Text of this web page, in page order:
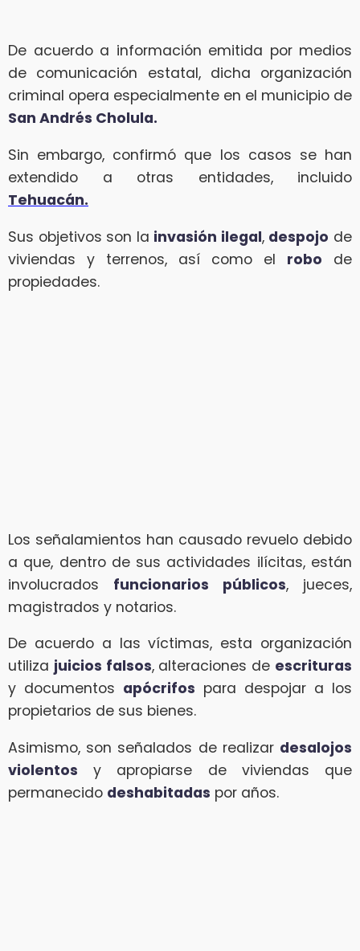
De acuerdo a información emitida por medios
de comunicación estatal, dicha organización
criminal opera especialmente en el municipio de
San Andrés Cholula.
Sin embargo, confirmó que los casos se han
extendido a otras entidades, incluido
Tehuacán.
Sus objetivos son la invasión ilegal, despojo de
viviendas y terrenos, así como el robo de
propiedades.
Los señalamientos han causado revuelo debido
a que, dentro de sus actividades ilícitas, están
involucrados funcionarios públicos, jueces,
magistrados y notarios.
De acuerdo a las víctimas, esta organización
utiliza juicios falsos, alteraciones de escrituras
y documentos apócrifos para despojar a los
propietarios de sus bienes.
Asimismo, son señalados de realizar desalojos
violentos y apropiarse de viviendas que
permanecido deshabitadas por años.